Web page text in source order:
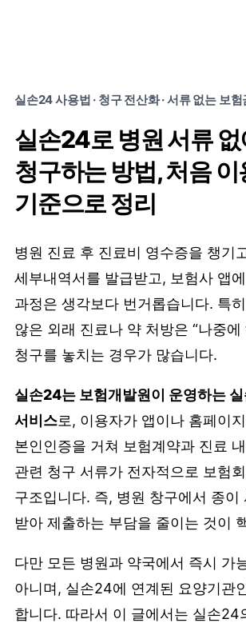
실손24 사용법 · 청구 전산화 · 서류 없는 보
실손24로 병원 서류
청구하는 방법, 처음 이
기준으로 정리
병원 진료 후 진료비 영수증을 챙기
세부내역서를 발급받고, 보험사 앱
과정은 생각보다 번거롭습니다. 특
않은 외래 진료나 약 처방은 “나중에
청구를 놓치는 경우가 많습니다.
실손24는 보험개발원이 운영하는
서비스로, 이용자가 앱이나 홈페이
본인인증을 거쳐 보험계약과 진료
관련 청구 서류가 전자적으로 보험
구조입니다. 즉, 병원 창구에서 종이
받아 제출하는 부담을 줄이는 것이
다만 모든 병원과 약국에서 즉시 가
아니며, 실손24에 연계된 요양기관
합니다. 따라서 이 글에서는 실손24